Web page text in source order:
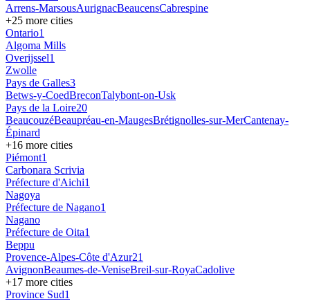
Arrens-MarsousAurignacBeaucensCabrespine
+25 more cities
Ontario1
Algoma Mills
Overijssel1
Zwolle
Pays de Galles3
Betws-y-CoedBreconTalybont-on-Usk
Pays de la Loire20
BeaucouzéBeaupréau-en-MaugesBrétignolles-sur-MerCantenay-
Épinard
+16 more cities
Piémont1
Carbonara Scrivia
Préfecture d'Aichi1
Nagoya
Préfecture de Nagano1
Nagano
Préfecture de Oita1
Beppu
Provence-Alpes-Côte d'Azur21
AvignonBeaumes-de-VeniseBreil-sur-RoyaCadolive
+17 more cities
Province Sud1